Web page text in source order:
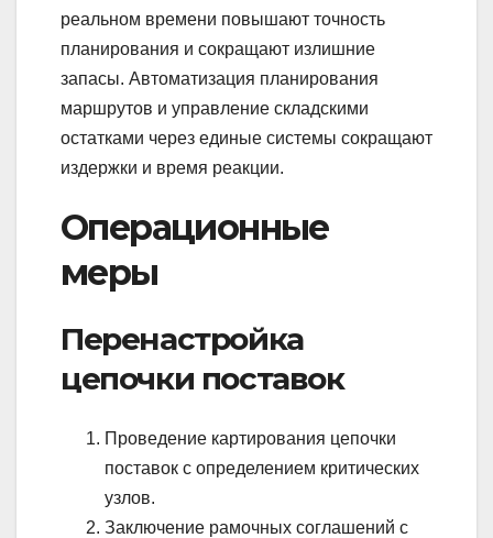
реальном времени повышают точность
планирования и сокращают излишние
запасы. Автоматизация планирования
маршрутов и управление складскими
остатками через единые системы сокращают
издержки и время реакции.
Операционные
меры
Перенастройка
цепочки поставок
Проведение картирования цепочки
поставок с определением критических
узлов.
Заключение рамочных соглашений с